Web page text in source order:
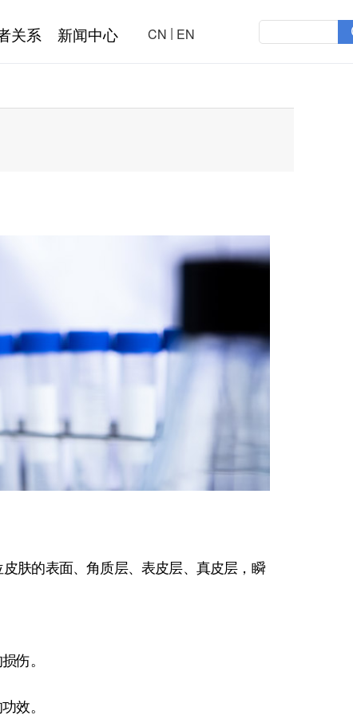
关系 新闻中心 CN | EN
肤的表面、角质层、表皮层、真皮层，瞬
伤。
效。